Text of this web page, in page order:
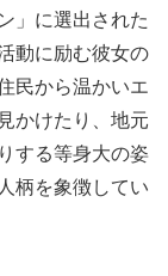
」に選出された
動に励む彼女の
民から温かいエ
かけたり、地元
する等身大の姿
柄を象徴してい